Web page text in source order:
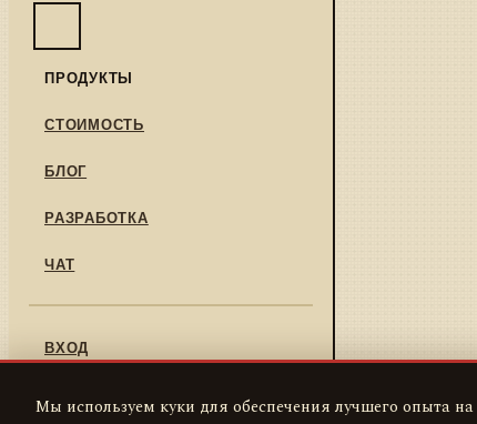
Мы используем куки для обеспечения лучшего опыта
ПРОДУКТЫ
СТОИМОСТЬ
БЛОГ
РАЗРАБОТКА
ЧАТ
ВХОД